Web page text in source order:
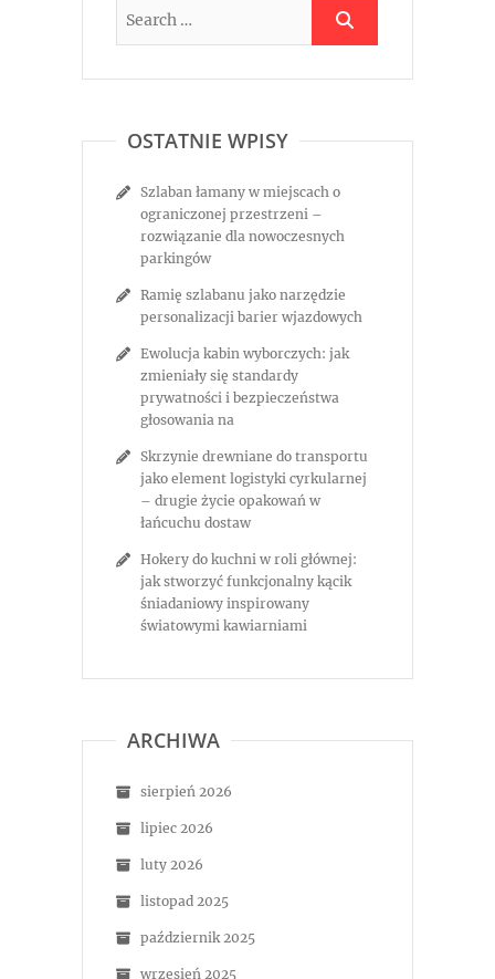
OSTATNIE WPISY
Szlaban łamany w miejscach o
ograniczonej przestrzeni –
rozwiązanie dla nowoczesnych
parkingów
Ramię szlabanu jako narzędzie
personalizacji barier wjazdowych
Ewolucja kabin wyborczych: jak
zmieniały się standardy
prywatności i bezpieczeństwa
głosowania na
Skrzynie drewniane do transportu
jako element logistyki cyrkularnej
– drugie życie opakowań w
łańcuchu dostaw
Hokery do kuchni w roli głównej:
jak stworzyć funkcjonalny kącik
śniadaniowy inspirowany
światowymi kawiarniami
ARCHIWA
sierpień 2026
lipiec 2026
luty 2026
listopad 2025
październik 2025
wrzesień 2025